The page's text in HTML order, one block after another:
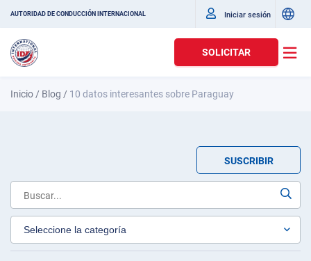
AUTORIDAD DE CONDUCCIÓN INTERNACIONAL Iniciar sesión
SOLICITAR
Inicio / Blog / 10 datos interesantes sobre Paraguay
SUSCRIBIR